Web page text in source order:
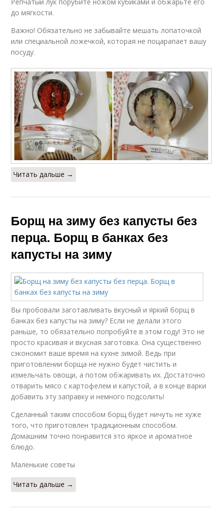
до мягкости.
Важно! Обязательно не забывайте мешать лопаточкой
или специальной ложечкой, которая не поцарапает вашу
посуду.
Читать дальше →
Борщ на зиму без капусты без
перца. Борщ в банках без
капусты на зиму
Вы пробовали заготавливать вкусный и яркий борщ в
банках без капусты на зиму? Если не делали этого
раньше, то обязательно попробуйте в этом году! Это не
просто красивая и вкусная заготовка. Она существенно
сэкономит ваше время на кухне зимой. Ведь при
приготовлении борща не нужно будет чистить и
измельчать овощи, а потом обжаривать их. Достаточно
отварить мясо с картофелем и капустой, а в конце варки
добавить эту заправку и немного подсолить!
Сделанный таким способом борщ будет ничуть не хуже
того, что приготовлен традиционным способом.
Домашним точно понравится это яркое и ароматное
блюдо.
Маленькие советы
Читать дальше →